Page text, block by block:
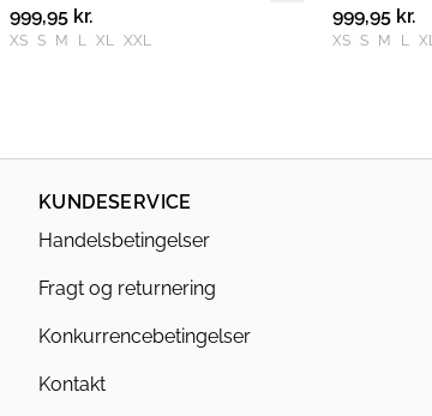
999,95 kr.
XS S M L XL XXL
999,95 kr.
XS S M L
KUNDESERVICE
Handelsbetingelser
Fragt og returnering
Konkurrencebetingelser
Kontakt